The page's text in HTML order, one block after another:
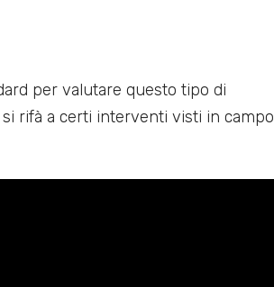
per valutare questo tipo di
rifà a certi interventi visti in campo